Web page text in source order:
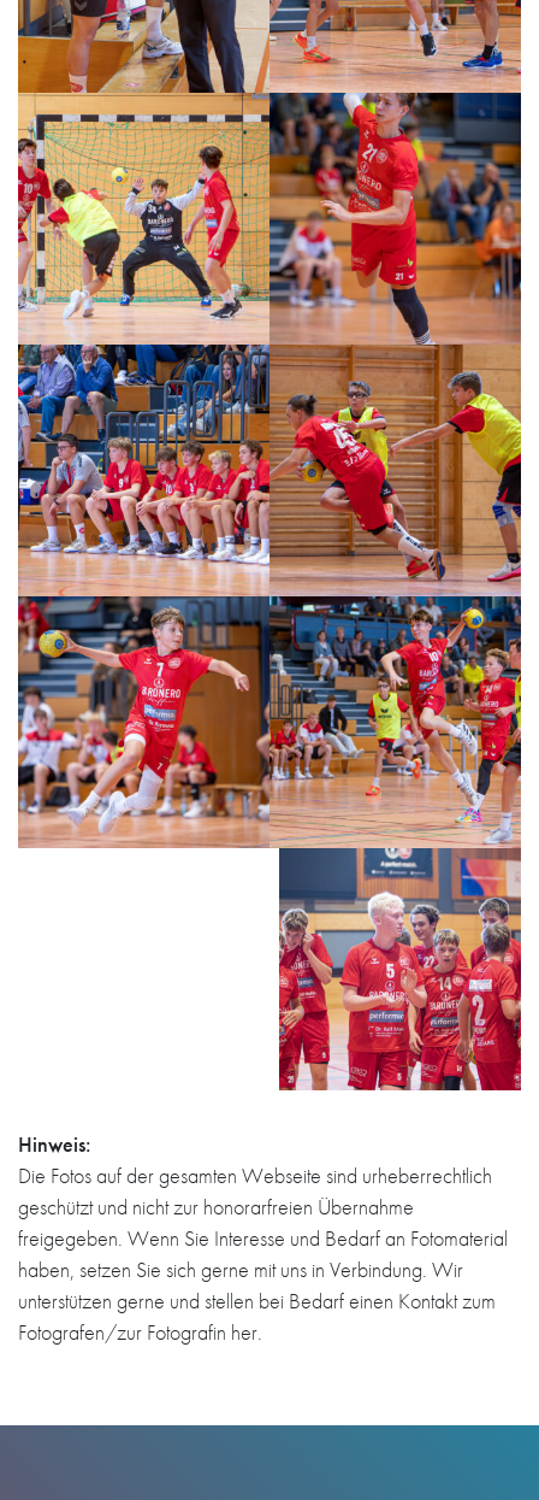
Hinweis:
Die Fotos auf der gesamten Webseite sind urheberrechtlich
geschützt und nicht zur honorarfreien Übernahme
freigegeben. Wenn Sie Interesse und Bedarf an Fotomaterial
haben, setzen Sie sich gerne mit uns in Verbindung. Wir
unterstützen gerne und stellen bei Bedarf einen Kontakt zum
Fotografen/zur Fotografin her.